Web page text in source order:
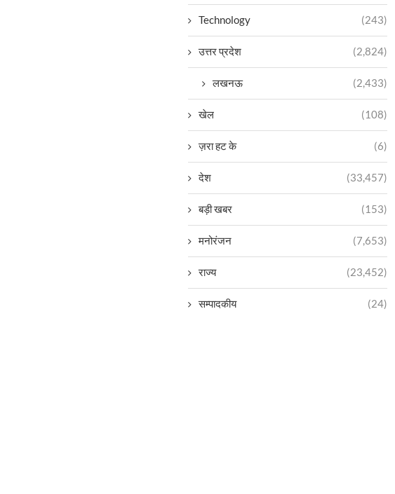
Technology (243)
उत्तर प्रदेश (2,824)
लखनऊ (2,433)
खेल (108)
ज़रा हट के (6)
देश (33,457)
बड़ी खबर (153)
मनोरंजन (7,653)
राज्य (23,452)
सम्पादकीय (24)